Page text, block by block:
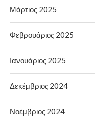
Μάρτιος 2025
Φεβρουάριος 2025
Ιανουάριος 2025
Δεκέμβριος 2024
Νοέμβριος 2024